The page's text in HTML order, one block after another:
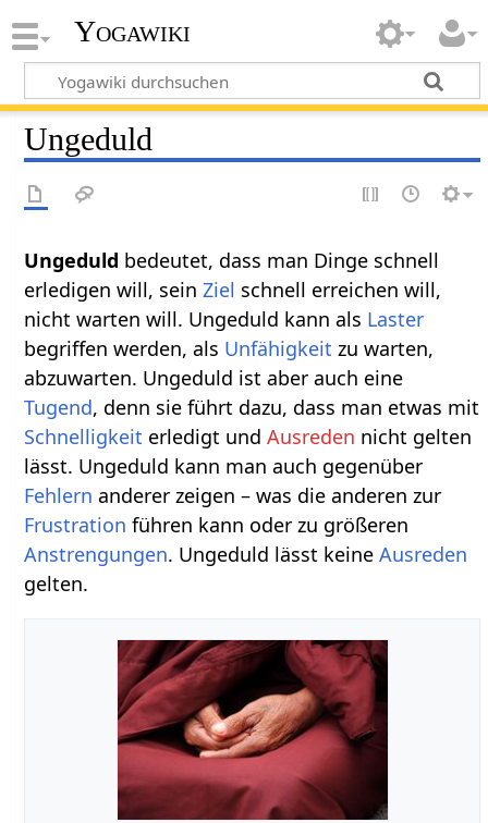
Yogawiki
Ungeduld
Ungeduld bedeutet, dass man Dinge schnell
erledigen will, seinZiel schnell erreichen will,
nicht warten will. Ungeduld kann als Laster
begriffen werden, als Unfähigkeit zu warten,
abzuwarten. Ungeduld ist aber auch eine
Tugend, denn sie führt dazu, dass man etwas mit
Schnelligkeit erledigt undAusreden nicht gelten
lässt. Ungeduld kann man auch gegenüber
Fehlern anderer zeigen – was die anderen zur
Frustration führen kann oder zu größeren
Anstrengungen. Ungeduld lässt keineAusreden
gelten.